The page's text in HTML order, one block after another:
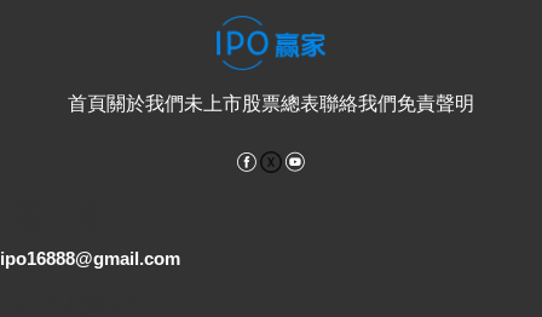
首頁關於我們未上市股票總表聯絡我們免責聲明
Facebook
ipo16888@gmail.com